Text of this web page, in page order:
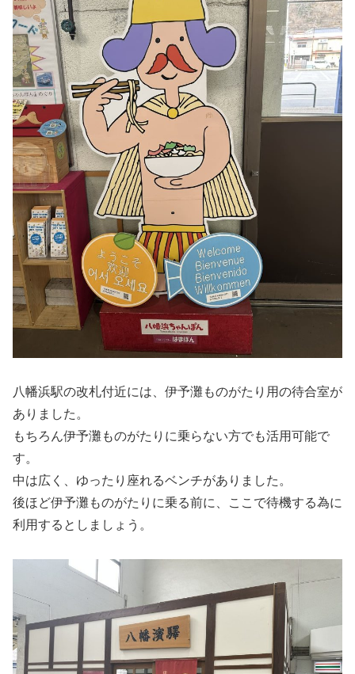
八幡浜駅の改札付近には、伊予灘ものがたり用の待合室が
ありました。
もちろん伊予灘ものがたりに乗らない方でも活用可能で
す。
中は広く、ゆったり座れるベンチがありました。
後ほど伊予灘ものがたりに乗る前に、ここで待機する為に
利用するとしましょう。